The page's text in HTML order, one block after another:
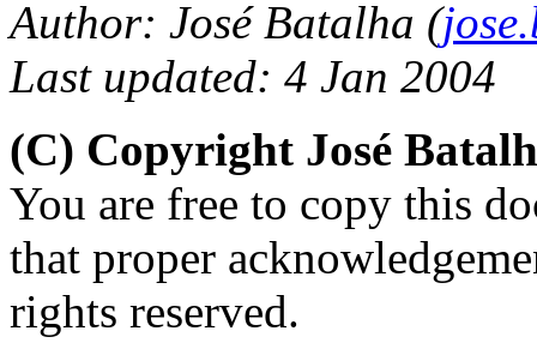
Author: José Batalha (
Last updated: 4 Jan 2004
(C) Copyright José
You are free to copy this
that proper
rights reserved.